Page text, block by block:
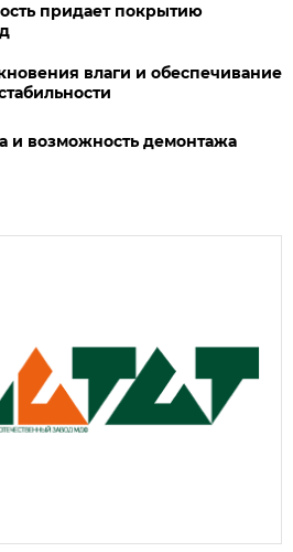
придает покрытию
влаги и обеспечивание
и возможность демонтажа